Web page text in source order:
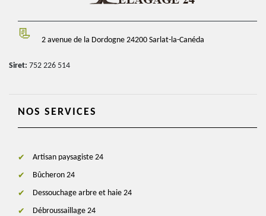
2 avenue de la Dordogne 24200 Sarlat-la-Canéda
Siret: 752 226 514
NOS SERVICES
Artisan paysagiste 24
Bûcheron 24
Dessouchage arbre et haie 24
Débroussaillage 24